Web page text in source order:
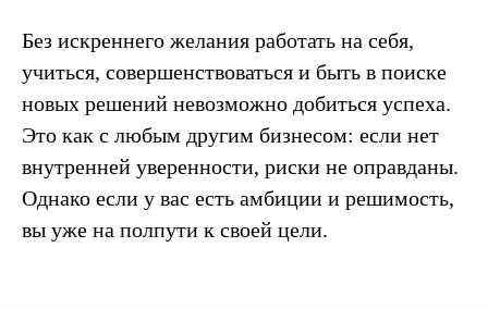
Без искреннего желания работать на себя,
учиться, совершенствоваться и быть в поиске
новых решений невозможно добиться успеха.
Это как с любым другим бизнесом: если нет
внутренней уверенности, риски не оправданы.
Однако если у вас есть амбиции и решимость,
вы уже на полпути к своей цели.